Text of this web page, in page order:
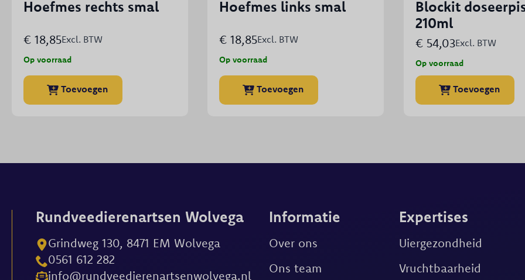
Hoefmes rechts smal
€ 18,85Excl. BTW
Op voorraad
Toevoegen
Hoefmes links smal
€ 18,85Excl. BTW
Op voorraad
Toevoegen
Blockit
210ml
€54,03Excl. BTW
Op voorraad
Toevoegen
Rundveedierenartsen Wolvega
Grindweg 130, 8471 EM Wolvega
0561 612 282
info@rundveedierenartsenwolvega.nl
Informatie
Over ons
Ons team
Expertises
Uiergezondheid
Vruchtbaarheid